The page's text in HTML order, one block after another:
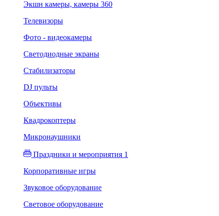
Экшн камеры, камеры 360
Телевизоры
Фото - видеокамеры
Светодиодные экраны
Стабилизаторы
DJ пульты
Объективы
Квадрокоптеры
Микронаушники
Праздники и мероприятия 1
Корпоративные игры
Звуковое оборудование
Световое оборудование